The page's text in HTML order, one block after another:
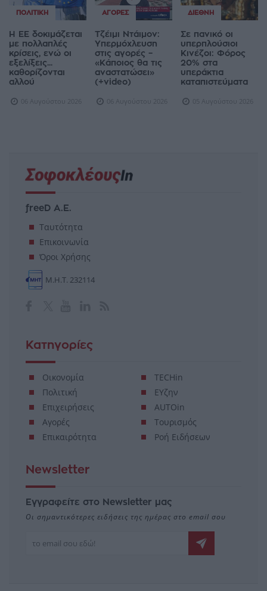
ΠΟΛΙΤΙΚΉ
Η ΕΕ δοκιμάζεται
με πολλαπλές
κρίσεις, ενώ οι
εξελίξεις...
καθορίζονται
αλλού
06 Αυγούστου 2026
ΑΓΟΡΈΣ
Τζέιμι Ντάιμον:
Υπερμόχλευση
στις αγορές –
«Κάποιος θα τις
αναστατώσει»
(+video)
06 Αυγούστου 2026
ΔΙΕΘΝΉ
Σε πανικό οι
υπερπλούσιοι
Κινέζοι: Φόρος
20% στα
υπεράκτια
καταπιστεύματα
05 Αυγούστου 2026
freeD Α.Ε.
Ταυτότητα
Επικοινωνία
Όροι Χρήσης
Μ.Η.Τ. 232114
Κατηγορίες
Οικονομία
Πολιτική
Επιχειρήσεις
Αγορές
Επικαιρότητα
TECHin
ΕΥζην
AUTOin
Τουρισμός
Ροή Ειδήσεων
Newsletter
Εγγραφείτε στο Newsletter μας
Οι σημαντικότερες ειδήσεις της ημέρας στο email σου